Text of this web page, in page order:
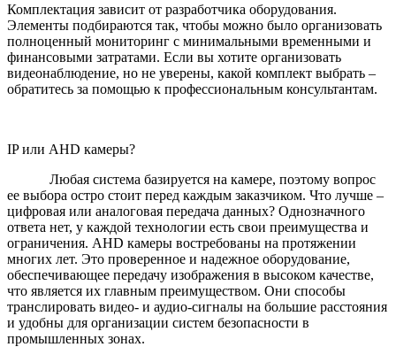
Комплектация зависит от разработчика оборудования.
Элементы подбираются так, чтобы можно было организовать
полноценный мониторинг с минимальными временными и
финансовыми затратами. Если вы хотите организовать
видеонаблюдение, но не уверены, какой комплект выбрать –
обратитесь за помощью к профессиональным консультантам.
IP или AHD камеры?
Любая система базируется на камере, поэтому вопрос
ее выбора остро стоит перед каждым заказчиком. Что лучше –
цифровая или аналоговая передача данных? Однозначного
ответа нет, у каждой технологии есть свои преимущества и
ограничения. AHD камеры востребованы на протяжении
многих лет. Это проверенное и надежное оборудование,
обеспечивающее передачу изображения в высоком качестве,
что является их главным преимуществом. Они способы
транслировать видео- и аудио-сигналы на большие расстояния
и удобны для организации систем безопасности в
промышленных зонах.